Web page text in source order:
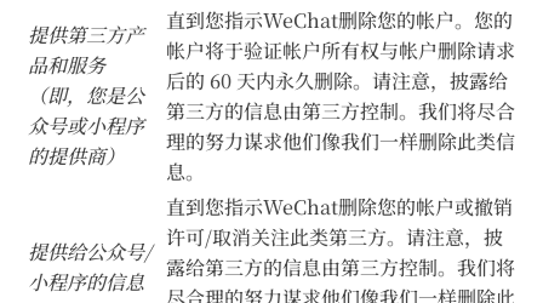
提供第三方产
品和服务
（即，您是公
众号或小程序
的提供商）
直到您指示WeChat删除您的帐户。您的
帐户将于验证帐户所有权与帐户删除请求
后的 60 天内永久删除。请注意，披露给
第三方的信息由第三方控制。我们将尽合
理的努力谋求他们像我们一样删除此类信
息。
提供给公众号/
小程序的信息
直到您指示WeChat删除您的帐户或撤销
许可/取消关注此类第三方。请注意，披
露给第三方的信息由第三方控制。我们将
尽合理的努力谋求他们像我们一样删除此